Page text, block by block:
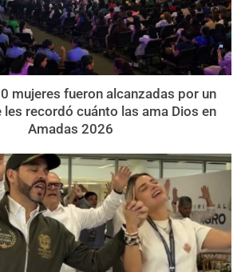
mujeres fueron alcanzadas por un
les recordó cuánto las ama Dios en
Amadas 2026